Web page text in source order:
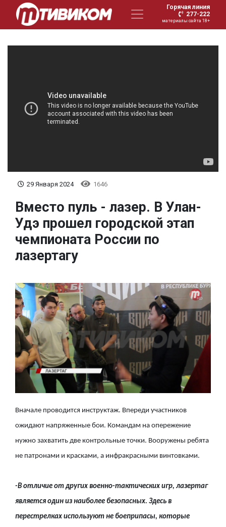
Горячая линия
277-222
материалы сайта 18+
29 Января 2024 1646
Вместо пуль - лазер. В Улан-
Удэ прошел городской этап
чемпионата России по
лазертагу
Вначале проводится инструктаж. Впереди участников
ожидают напряженные бои. Командам на опережение
нужно захватить две контрольные точки. Вооружены ребята
не патронами и красками, а инфракрасными винтовками.
-В отличие от других военно-тактических игр, лазертаг
является один из наиболее безопасных. Здесь в
перестрелках используют не боеприпасы, которые